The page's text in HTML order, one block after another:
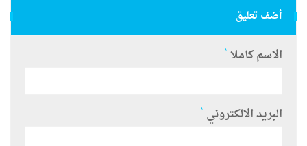
أضف تعليق
الاسم كاملا *
البريد الالكتروني *